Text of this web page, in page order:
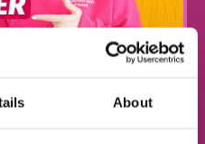
About
писать свою историю!